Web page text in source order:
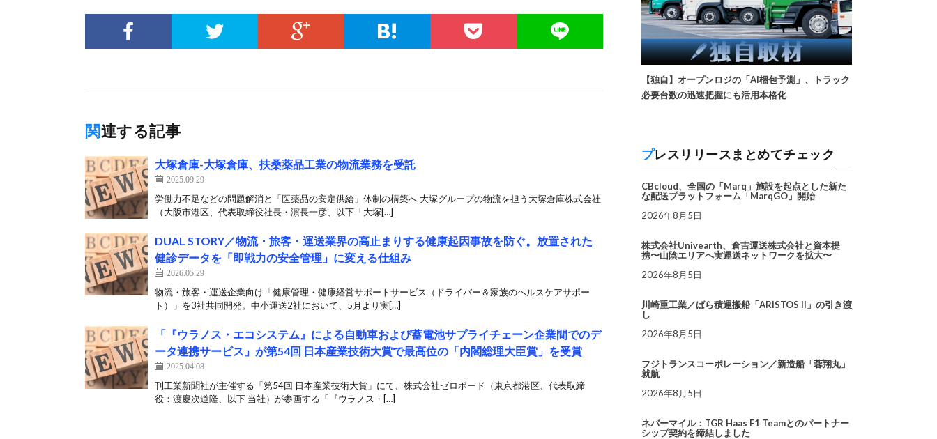
関連する記事
大塚倉庫-大塚倉庫、扶桑薬品工業の物流業務を受託
2025.09.29
労働力不足などの問題解消と「医薬品の安定供給」体制の構築へ 大塚グループの物流を担う大塚倉庫株式会社
（大阪市港区、代表取締役社長・濵長一彦、以下「大塚[…]
DUAL STORY／物流・旅客・運送業界の高止まりする健康起因事故を防ぐ。放置された
健診データを「即戦力の安全管理」に変える仕組み
2026.05.29
物流・旅客・運送企業向け「健康管理・健康経営サポートサービス（ドライバー＆家族のヘルスケアサポー
ト）」を3社共同開発。中小運送2社において、5月より実[…]
「『ウラノス・エコシステム』による自動車および蓄電池サプライチェーン企業間でのデ
ータ連携サービス」が第54回 日本産業技術大賞で最高位の「内閣総理大臣賞」を受賞
2025.04.08
刊工業新聞社が主催する「第54回 日本産業技術大賞」にて、株式会社ゼロボード（東京都港区、代表取締
役：渡慶次道隆、以下 当社）が参画する「『ウラノス・[…]
【独自】オープンロジの「AI梱包予測」、トラック
必要台数の迅速把握にも活用本格化
プレスリリースまとめてチェック
CBcloud、全国の「Marq」施設を起点とした新た
な配送プラットフォーム「MarqGO」開始
2026年8月5日
株式会社Univearth、倉吉運送株式会社と資本提
携〜山陰エリアへ実運送ネットワークを拡大〜
2026年8月5日
川崎重工業／ばら積運搬船「ARISTOS II」の引き渡
し
2026年8月5日
フジトランスコーポレーション／新造船「蓉翔丸」
就航
2026年8月5日
ネバーマイル：TGR Haas F1 Teamとのパートナー
シップ契約を締結しました